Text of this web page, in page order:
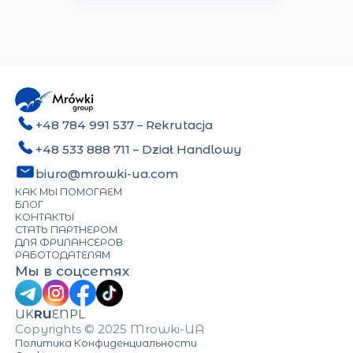
+48 784 991 537 – Rekrutacja
+48 533 888 711 – Dział Handlowy
biuro@mrowki-ua.com
КАК МЫ ПОМОГАЕМ
БЛОГ
КОНТАКТЫ
СТАТЬ ПАРТНЕРОМ
ДЛЯ ФРИЛАНСЕРОВ
РАБОТОДАТЕЛЯМ
Мы в соцсетях
UKRUENPL
Copyrights © 2025 Mrowki-UA
Политика Конфиденциальности